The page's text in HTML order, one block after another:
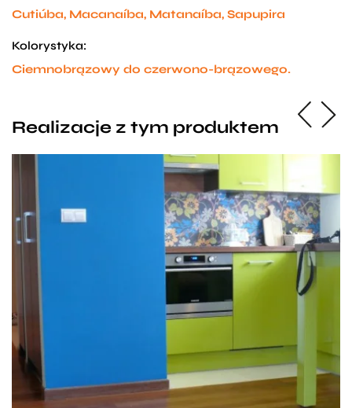
Cutiúba, Macanaíba, Matanaíba, Sapupira
Kolorystyka:
Ciemnobrązowy do czerwono-brązowego.
Realizacje z tym produktem